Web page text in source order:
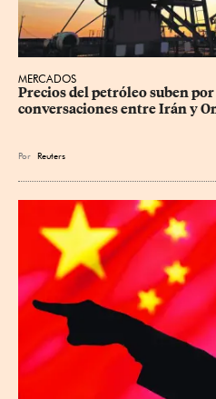
MERCADOS
Precios ⁠del petróleo suben
conversaciones entre Irán y
Por Reuters